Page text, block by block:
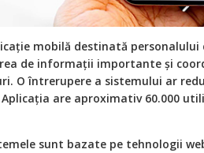
mobilă destinată
de informații importante și
O întrerupere a sistemului ar
are aproximativ 60.000
sunt bazate pe tehnologii